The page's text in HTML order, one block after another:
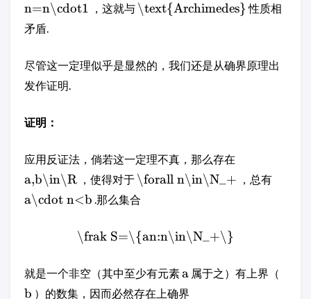
n=n\cdot1 ，这就与 \text{Archimedes}性质相
矛盾.
尽管这一定理似乎是显然的，我们还是从确界原理出
发作证明.
证明：
应用反证法，倘若这一定理不真，那么存在
a,b\in\R ，使得对于 \forall n\in\N_+ ，总有
a\cdot n<b .那么集合
\frak S=\{an:n\in\N_+\}
就是一个非空（其中至少有元素a 属于之）有上界（
b ）的数集，因而必然存在上确界